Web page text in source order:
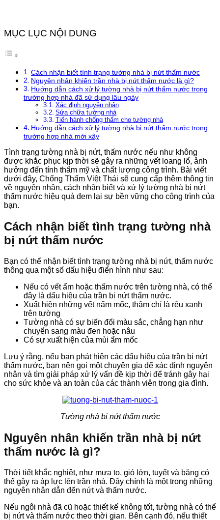
MỤC LỤC NỘI DUNG
Cách nhận biết tình trạng tường nhà bị nứt thấm nước
Nguyên nhân khiến trần nhà bị nứt thấm nước là gì?
Hướng dẫn cách xử lý tường nhà bị nứt thấm nước trong
trường hợp nhà đã sử dụng lâu ngày
Xác định nguyên nhân
Sửa chữa tường nhà
Tiến hành chống thấm cho tường nhà
Hướng dẫn cách xử lý tường nhà bị nứt thấm nước trong
trường hợp nhà mới xây
Tình trạng tường nhà bị nứt, thấm nước nếu như không
được khắc phục kịp thời sẽ gây ra những vết loang lổ, ảnh
hưởng đến tính thẩm mỹ và chất lượng công trình. Bài viết
dưới đây, Chống Thấm Việt Thái sẽ cung cấp thêm thông tin
về nguyên nhân, cách nhận biết và xử lý tường nhà bị nứt
thấm nước hiệu quả đem lại sự bền vững cho công trình của
bạn.
Cách nhận biết tình trạng tường nhà
bị nứt thấm nước
Bạn có thể nhận biết tình trạng tường nhà bị nứt, thấm nước
thông qua một số dấu hiệu điển hình như sau:
Nếu có vết ẩm hoặc thấm nước trên tường nhà, có thể
đây là dấu hiệu của trần bị nứt thấm nước.
Xuất hiện những vết nấm mốc, thậm chí là rêu xanh
trên tường
Tường nhà có sự biến đổi màu sắc, chẳng hạn như
chuyển sang màu đen hoặc nâu
Có sự xuất hiện của mùi ẩm mốc
Lưu ý rằng, nếu bạn phát hiện các dấu hiệu của trần bị nứt
thấm nước, bạn nên gọi một chuyên gia để xác định nguyên
nhân và tìm giải pháp xử lý vấn đề kịp thời để tránh gây hại
cho sức khỏe và an toàn của các thành viên trong gia đình.
Tường nhà bị nứt thấm nước
Nguyên nhân khiến trần nhà bị nứt
thấm nước là gì?
Thời tiết khắc nghiệt, như mưa to, gió lớn, tuyết và băng có
thể gây ra áp lực lên trần nhà. Đây chính là một trong những
nguyên nhân dẫn đến nứt và thấm nước.
Nếu ngôi nhà đã cũ hoặc thiết kế không tốt, tường nhà có thể
bị nứt và thấm nước theo thời gian. Bên cạnh đó, nếu thiết